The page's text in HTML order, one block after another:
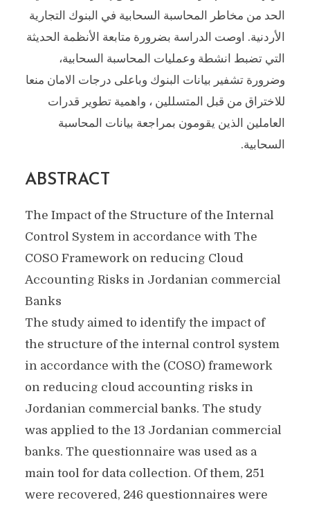
الحد من مخاطر المحاسبة السحابية في البنوك التجارية
الأردنية. اوصت الدراسة بضرورة متابعة الأنظمة الحديثة
التي تضبط انشطة وعمليات المحاسبة السحابية،
وضرورة تشفير بيانات البنوك وباعلى درجات الامان منعا
للاختراق من قبل المتسللين ، واهمية تطوير قدرات
العاملين الذين يقومون بمراجعة بيانات المحاسبة
السحابية.
ABSTRACT
The Impact of the Structure of the Internal
Control System in accordance with The
COSO Framework on reducing Cloud
Accounting Risks in Jordanian commercial
Banks
The study aimed to identify the impact of
the structure of the internal control system
in accordance with the (COSO) framework
on reducing cloud accounting risks in
Jordanian commercial banks. The study
was applied to the 13 Jordanian commercial
banks. The questionnaire was used as a
main tool for data collection. Of them, 251
were recovered, 246 questionnaires were